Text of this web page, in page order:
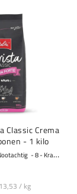
Classic Crema
- 1 kilo
8 - Krachtig
13,53 / kg